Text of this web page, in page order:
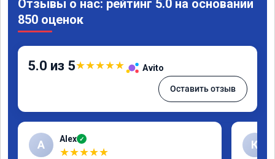
Отзывы о нас: рейтинг 5.0 на основании
850 оценок
5.0 из 5★★★★★ Avito
Оставить отзыв
A Alex ✓
★★★★★
К